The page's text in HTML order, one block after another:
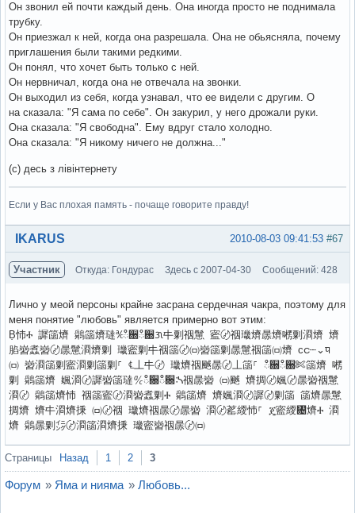
Он звонил ей почти каждый день. Она иногда просто не поднимала
трубку.
Он приезжал к ней, когда она разрешала. Она не обьясняла, почему
приглашения были такими редкими.
Он понял, что хочет быть только с ней.
Он нервничал, когда она не отвечала на звонки.
Он выходил из себя, когда узнавал, что ее видели с другим. О
на сказала: "Я сама по себе". Он закурил, у него дрожали руки.
Она сказала: "Я свободна". Ему вдруг стало холодно.
Она сказала: "Я никому ничего не должна..."
(с) десь з лівінтернету
Если у Вас плохая память - почаще говорите правду!
Вне форума #67
2010-08-03 09:41:53
IKARUS
Участник Откуда: Гондурас Здесь с 2007-04-30 Сообщений: 428
Лично у меой персоны крайне засрана сердечная чакра, поэтому для
меня понятие "любовь" является примерно вот этим:
Ḅ㤄Ⰰ 䜄䈄㸄 䴄䈄㸄㼀℀ഀ਀ഀ਀ᜄ㐄㔄䄄䰄 䀄〄䄄㼄㸄㬄㸄㘄㔄㴄㸄 㸄
䐄㠄䘄㠄〄㬄䰄㴄㸄㔄 㼄䀄㔄㐄䄄䈄〄㈄㠄䈄㔄㬄䰄䄄䈄㈄㸄 ᴄင┄⌄ᤄ
㈄ 㠄㴄䈄㔄䀄㴄㔄䈄㔄⸀ ℄丄㐄〄 㼄㸄䄄䬄㬄〄丄䈄⸀ ഀ਀ഀ਀✄䈄㸄 㘄
㔄 䴄䈄㸄 㜄㴄〄䜄㠄䈄㼀℀ഀ਀ഀ਀ᔄ䄄㬄㠄 ㈄䬄 㸄㨄〄㜄〄㬄㠄䄄䰄
㴄〄 䴄䈄㸄㤄 䄄䈄䀄〄㴄㠄䘄㔄Ⰰ 䴄䈄㸄 㸄㜄㴄〄䜄〄㔄䈄 䈄㸄㬄䰄
㨄㸄 㸄㐄㴄㸄㨀 ㈄〄䄄 㼄㸄䄄㬄〄㬄㠄 㴄〄䔄䌄㤄⸀ ጄ䀄䌄㄄㸄Ⰰ 㴄
㸄 䴄㬄㔄㌄〄㴄䈄㴄㸄㨀 㼄䀄㠄䄄㬄〄㈄
Вне форума
Страницы Назад 1 2 3
Форум » Яма и нияма » Любовь...